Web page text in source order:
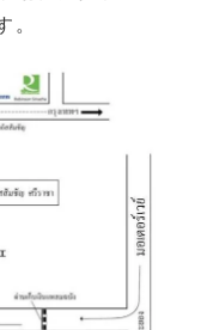
。